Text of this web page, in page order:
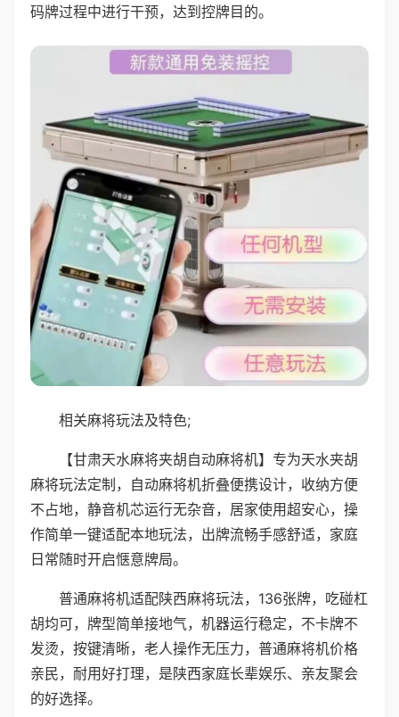
码牌过程中进行干预，达到控牌目的。
相关麻将玩法及特色;
【甘肃天水麻将夹胡自动麻将机】专为天水夹胡
麻将玩法定制，自动麻将机折叠便携设计，收纳方便
不占地，静音机芯运行无杂音，居家使用超安心，操
作简单一键适配本地玩法，出牌流畅手感舒适，家庭
日常随时开启惬意牌局。
普通麻将机适配陕西麻将玩法，136张牌，吃碰杠
胡均可，牌型简单接地气，机器运行稳定，不卡牌不
发烫，按键清晰，老人操作无压力，普通麻将机价格
亲民，耐用好打理，是陕西家庭长辈娱乐、亲友聚会
的好选择。